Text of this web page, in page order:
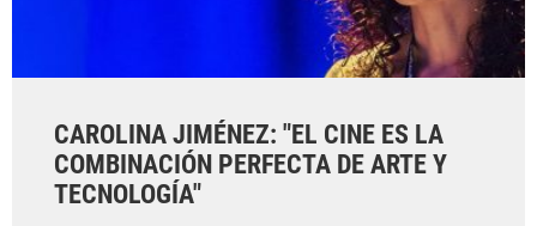
CAROLINA JIMÉNEZ: "EL CINE ES LA
COMBINACIÓN PERFECTA DE ARTE Y
TECNOLOGÍA"